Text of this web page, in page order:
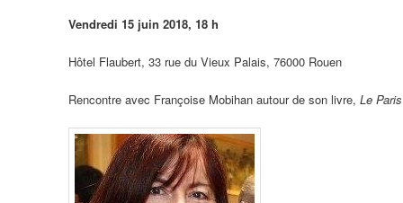
Vendredi 15 juin 2018, 18 h
Hôtel Flaubert, 33 rue du Vieux Palais, 76000 Rouen
Rencontre avec Françoise Mobihan autour de son livre, Le